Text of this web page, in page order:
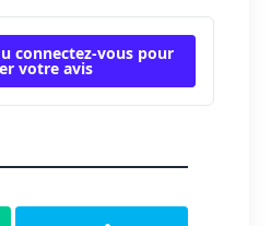
connectez-vous pour
votre avis